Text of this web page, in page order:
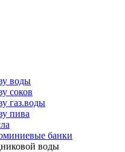
воды
соков
газ.воды
пива
банки
воды